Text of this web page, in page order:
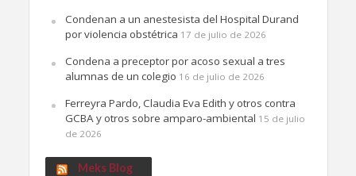
Condenan a un anestesista del Hospital Durand
por violencia obstétrica 17 de julio de 2026
Condena a preceptor por acoso sexual a tres
alumnas de un colegio 16 de julio de 2026
Ferreyra Pardo, Claudia Eva Edith y otros contra
GCBA y otros sobre amparo-ambiental 15 de julio
de 2026
Meks Blog